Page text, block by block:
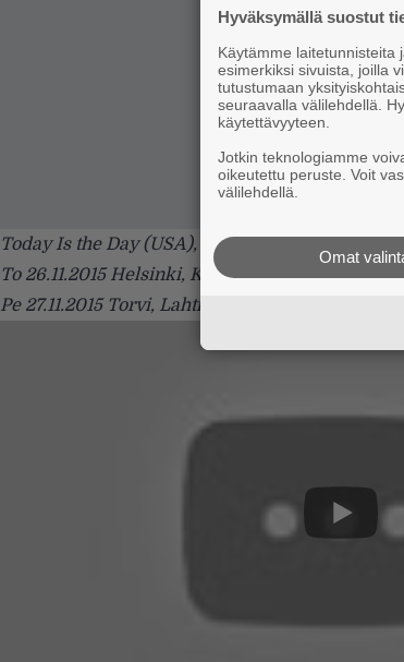
Today Is the Day (USA), Grime (ITA)
To 26.11.2015 Helsinki, Kuudes linka, liput 18/15
Pe 27.11.2015 Torvi, Lahti, liput 15/14 €
Hyväksymällä suostut
Käytämme laitetunnisteita
esimerkiksi sivuista, joilla
tutustumaan
seuraavalla välilehdellä.
käytettävyyteen.
Jotkin teknologiamme
oikeutettu peruste. Voit
välilehdellä.
Omat